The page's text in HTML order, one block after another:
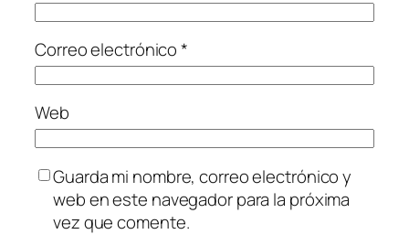
Correo electrónico*
Web
Guarda mi nombre, correo electrónico y
web en este navegador para la próxima
vez que comente.